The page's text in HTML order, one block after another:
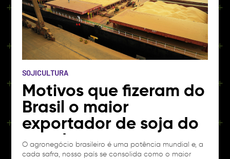
SOJICULTURA
Motivos que fizeram do
Brasil o maior
exportador de soja do
mundo
O agronegócio brasileiro é uma potência mundial e, a
cada safra, nosso país se consolida como o maior